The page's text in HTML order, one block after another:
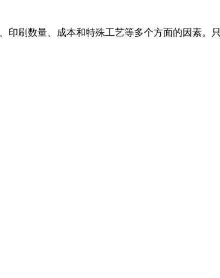
刷数量、成本和特殊工艺等多个方面的因素。